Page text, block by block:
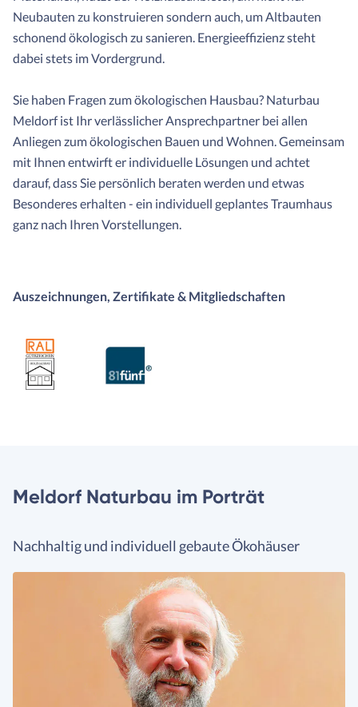
Neubauten zu konstruieren sondern auch, um Altbauten
schonend ökologisch zu sanieren. Energieeffizienz steht
dabei stets im Vordergrund.
Sie haben Fragen zum ökologischen Hausbau? Naturbau
Meldorf ist Ihr verlässlicher Ansprechpartner bei allen
Anliegen zum ökologischen Bauen und Wohnen. Gemeinsam
mit Ihnen entwirft er individuelle Lösungen und achtet
darauf, dass Sie persönlich beraten werden und etwas
Besonderes erhalten - ein individuell geplantes Traumhaus
ganz nach Ihren Vorstellungen.
Auszeichnungen, Zertifikate & Mitgliedschaften
Meldorf Naturbau im Porträt
Nachhaltig und individuell gebaute Ökohäuser